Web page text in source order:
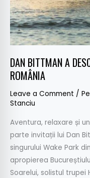
DAN BITTMAN A
ROMÂNIA
Leave a Comment /
Stanciu
Aventura, relaxare și
parte invitații lui Dan
singurului Wake Park
apropierea
Soarelui, solistul
DIN
ROMÂNIA